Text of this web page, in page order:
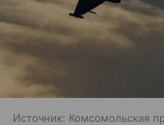
Источник: Комсомольская